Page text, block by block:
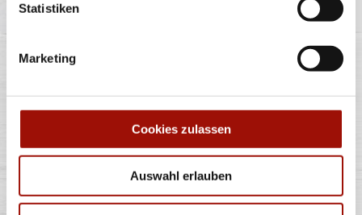
Statistiken
Marketing
Cookies zulassen
Auswahl erlauben
Grammaturen oder Durchmessern, bspw. der Pizzen sind circa-
Angaben und können durch die Zubereitung geringfügig variieren.
* Weitere Produktinformationen zu vorverpackten Lebensmitteln
1 - mit Farbstoffen 2 - mit Konservierungsmittel 3 - mit
geschwärzt 7 - gewachst 8 - mit Phosphat/en (bei Fleischerzeugnissen)
Zuckerart/en und Süßungsmittel/n 12 - nur bei Tafelsüßen zusätzlich